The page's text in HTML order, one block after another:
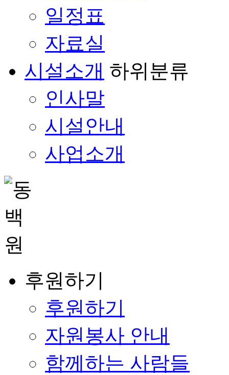
일정표
자료실
시설소개 하위분류
인사말
시설안내
사업소개
후원하기
후원하기
자원봉사 안내
함께하는 사람들